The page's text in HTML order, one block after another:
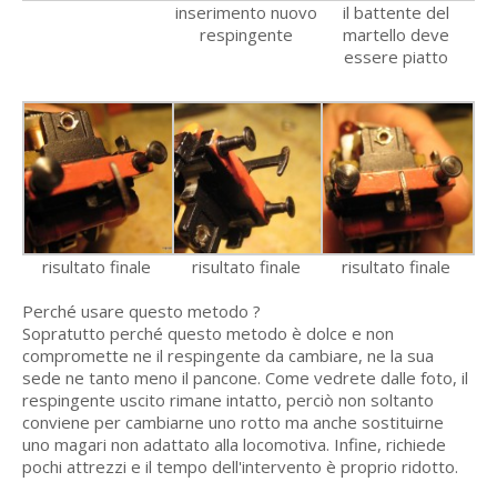
inserimento nuovo
respingente
il battente del
martello deve
essere piatto
risultato finale risultato finale
risultato finale
Perché usare questo metodo ?
Sopratutto perché questo metodo è dolce e non
compromette ne il respingente da cambiare, ne la sua
sede ne tanto meno il pancone. Come vedrete dalle foto, il
respingente uscito rimane intatto, perciò non soltanto
conviene per cambiarne uno rotto ma anche sostituirne
uno magari non adattato alla locomotiva. Infine, richiede
pochi attrezzi e il tempo dell'intervento è proprio ridotto.